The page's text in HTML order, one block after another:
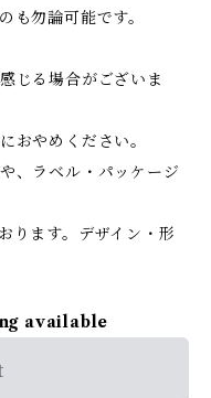
も勿論可能です。
じる場合がございま
おやめください。
、ラベル・パッケージ
ります。デザイン・形
available